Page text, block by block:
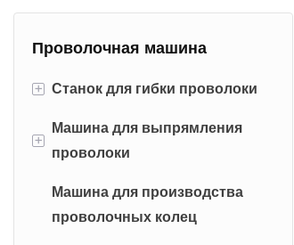
Проволочная машина
+ Станок для гибки проволоки
2D станок для гибки проволоки
проволоки
+
Машина для выпрямления
проволоки
Правильная машина с
фиксированным разрезом
Машина для производства
проволочных колец